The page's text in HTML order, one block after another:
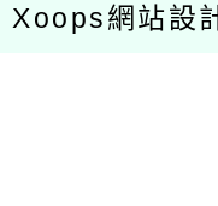
Xoops網站設